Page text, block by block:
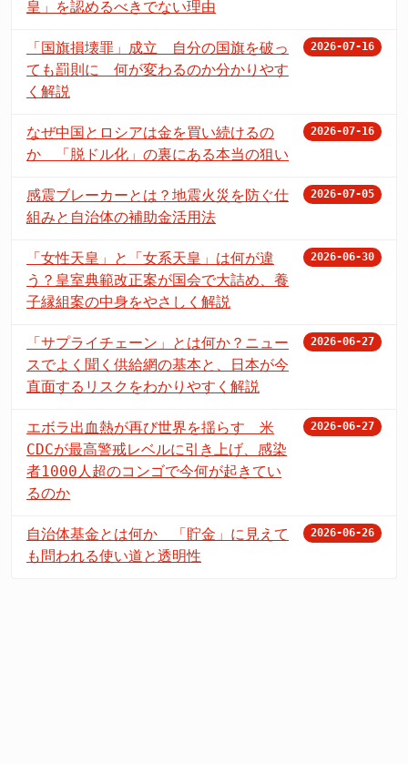
皇」を認めるべきでない理由
「国旗損壊罪」成立 自分の国旗を破っ
ても罰則に 何が変わるのか分かりやす
く解説
2026-07-16
なぜ中国とロシアは金を買い続けるの
か 「脱ドル化」の裏にある本当の狙い
2026-07-16
感震ブレーカーとは？地震火災を防ぐ仕
組みと自治体の補助金活用法
2026-07-05
「女性天皇」と「女系天皇」は何が違
う？皇室典範改正案が国会で大詰め、養
子縁組案の中身をやさしく解説
2026-06-30
「サプライチェーン」とは何か？ニュー
スでよく聞く供給網の基本と、日本が今
直面するリスクをわかりやすく解説
2026-06-27
エボラ出血熱が再び世界を揺らす 米
CDCが最高警戒レベルに引き上げ、感染
者1000人超のコンゴで今何が起きてい
るのか
2026-06-27
自治体基金とは何か 「貯金」に見えて
も問われる使い道と透明性
2026-06-26